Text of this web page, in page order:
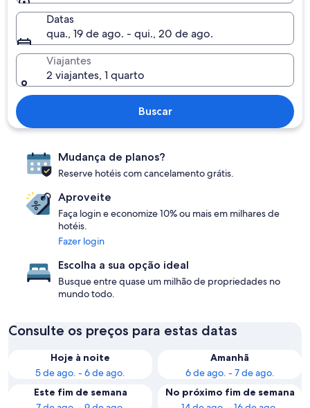
Datas
qua., 19 de ago. - qui., 20 de ago.
Viajantes
2 viajantes, 1 quarto
Buscar
Mudança de planos?
Reserve hotéis com cancelamento grátis.
Aproveite
Faça login e economize 10% ou mais em milhares de
hotéis.
Fazer login
Escolha a sua opção ideal
Busque entre quase um milhão de propriedades no
mundo todo.
Consulte os preços para estas datas
Hoje à noite
5 de ago. - 6 de ago.
Amanhã
6 de ago. - 7 de ago.
Este fim de semana
No próximo fim de semana